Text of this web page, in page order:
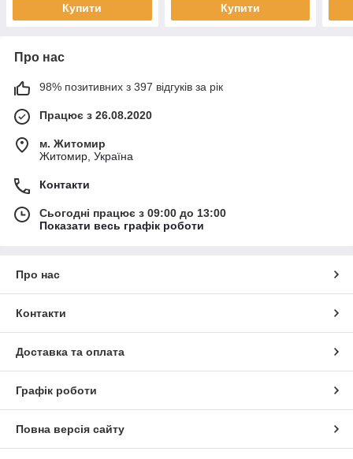
Купити Купити
Про нас
98% позитивних з 397 відгуків за рік
Працює з 26.08.2020
м. Житомир
Житомир, Україна
Контакти
Сьогодні працює з 09:00 до 13:00
Показати весь графік роботи
Про нас
Контакти
Доставка та оплата
Графік роботи
Повна версія сайту